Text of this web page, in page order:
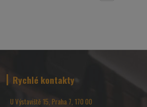
Rychlé kontakty
U Výstaviště 15, Praha 7, 170 00